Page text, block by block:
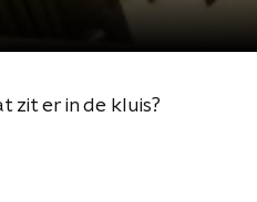
zit er in de kluis?